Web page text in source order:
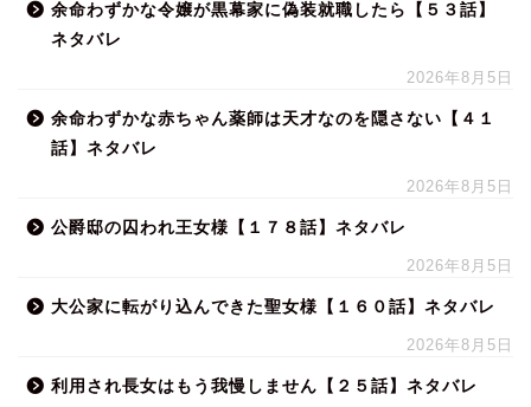
余命わずかな令嬢が黒幕家に偽装就職したら【５３話】
ネタバレ
2026年8月5日
余命わずかな赤ちゃん薬師は天才なのを隠さない【４１
話】ネタバレ
2026年8月5日
公爵邸の囚われ王女様【１７８話】ネタバレ
2026年8月5日
大公家に転がり込んできた聖女様【１６０話】ネタバレ
2026年8月5日
利用され長女はもう我慢しません【２５話】ネタバレ